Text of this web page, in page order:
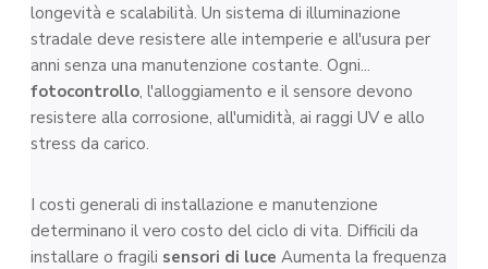
longevità e scalabilità. Un sistema di illuminazione
stradale deve resistere alle intemperie e all'usura per
anni senza una manutenzione costante. Ogni...
fotocontrollo, l'alloggiamento e il sensore devono
resistere alla corrosione, all'umidità, ai raggi UV e allo
stress da carico.
I costi generali di installazione e manutenzione
determinano il vero costo del ciclo di vita. Difficili da
installare o fragili sensori di luce Aumenta la frequenza